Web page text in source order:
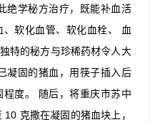
绝学秘方治疗，既能补血活
软化血管、软化血栓、
血
特的秘方与珍稀药材令人大
凝固的猪血，用筷子插入后
度。
随后，将重庆市苏中
10 克撒在凝固的猪血块上，